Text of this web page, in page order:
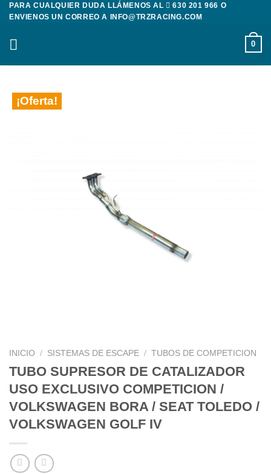
Saltar
contenido
PARA CUALQUIER DUDA LLÁMENOS AL 630 201 966 O
ENVIENOS UN CORREO A
INFO@TRZRACING.COM
0
¡Oferta!
INICIO / SISTEMAS DE ESCAPE / TUBOS DE COMPETICION
TUBO SUPRESOR DE CATALIZADOR
USO EXCLUSIVO COMPETICION /
VOLKSWAGEN BORA / SEAT TOLEDO /
VOLKSWAGEN GOLF IV